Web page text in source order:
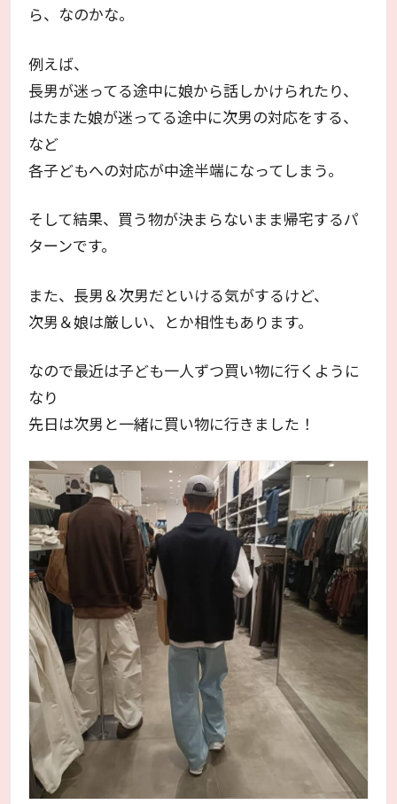
ら、なのかな。
例えば、
長男が迷ってる途中に娘から話しかけられたり、
はたまた娘が迷ってる途中に次男の対応をする、
など
各子どもへの対応が中途半端になってしまう。
そして結果、買う物が決まらないまま帰宅するパ
ターンです。
また、長男＆次男だといける気がするけど、
次男＆娘は厳しい、とか相性もあります。
なので最近は子ども一人ずつ買い物に行くように
なり
先日は次男と一緒に買い物に行きました！